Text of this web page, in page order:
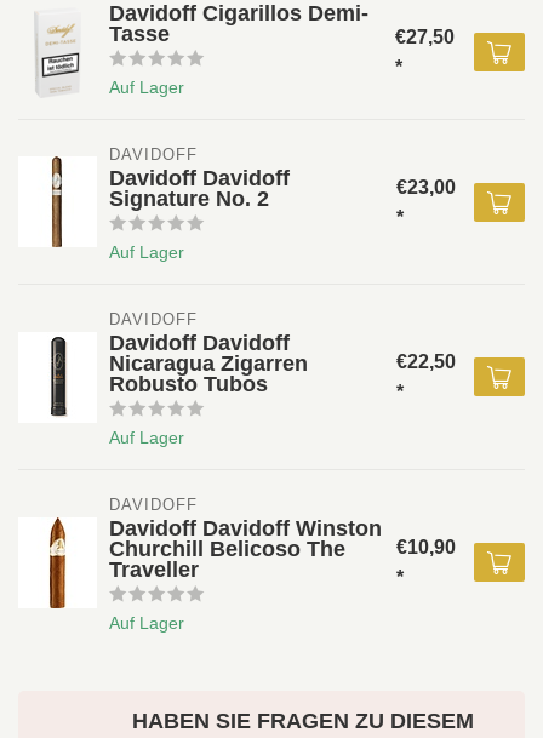
Davidoff Cigarillos Demi-
Tasse
Auf Lager
€27,50
*
DAVIDOFF
Davidoff Davidoff
Signature No. 2
Auf Lager
€23,00
*
DAVIDOFF
Davidoff Davidoff
Nicaragua Zigarren
Robusto Tubos
Auf Lager
€22,50
*
DAVIDOFF
Davidoff Davidoff Winston
Churchill Belicoso The
Traveller
Auf Lager
€10,90
*
HABEN SIE FRAGEN ZU DIESEM